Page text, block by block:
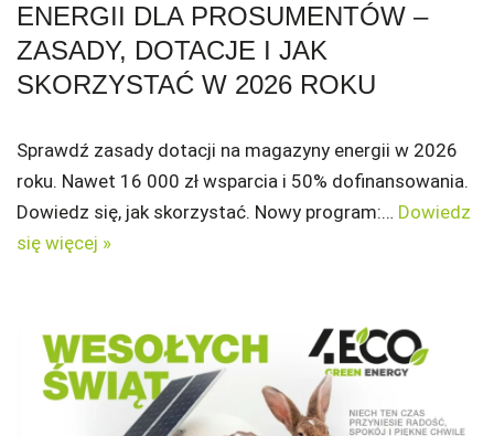
ENERGII DLA PROSUMENTÓW –
ZASADY, DOTACJE I JAK
SKORZYSTAĆ W 2026 ROKU
Sprawdź zasady dotacji na magazyny energii w 2026
roku. Nawet 16 000 zł wsparcia i 50% dofinansowania.
Dowiedz się, jak skorzystać. Nowy program:… Dowiedz
się więcej »